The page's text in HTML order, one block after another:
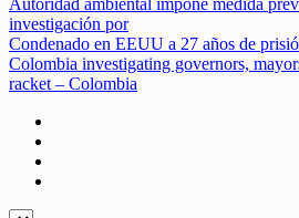
Autoridad ambiental impone medida
investigación por
Condenado en EEUU a 27 años de
Colombia investigating governors,
racket – Colombia